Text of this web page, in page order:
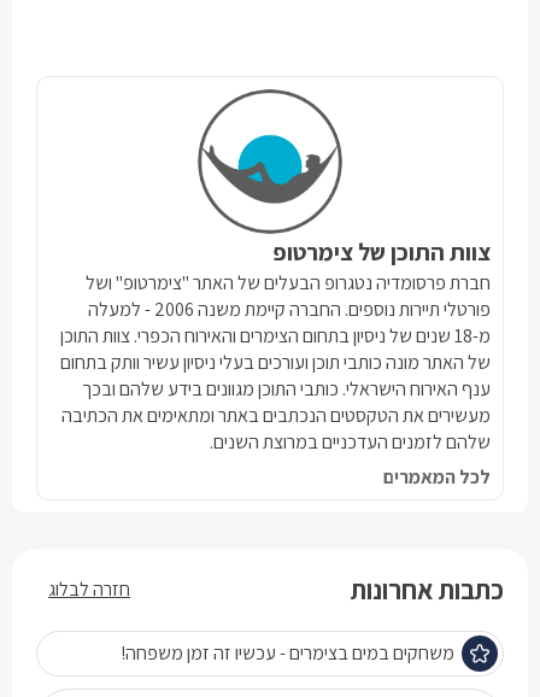
צוות התוכן של צימרטופ
חברת פרסומדיה נטגרופ הבעלים של האתר "צימרטופ" ושל
פורטלי תיירות נוספים. החברה קיימת משנה 2006 - למעלה
מ-18 שנים של ניסיון בתחום הצימרים והאירוח הכפרי. צוות התוכן
של האתר מונה כותבי תוכן ועורכים בעלי ניסיון עשיר וותק בתחום
ענף האירוח הישראלי. כותבי התוכן מגוונים בידע שלהם ובכך
מעשירים את הטקסטים הנכתבים באתר ומתאימים את הכתיבה
שלהם לזמנים העדכניים במרוצת השנים.
לכל המאמרים
כתבות אחרונות
משחקים במים בצימרים - עכשיו זה זמן משפחה!
חזרה לבלוג